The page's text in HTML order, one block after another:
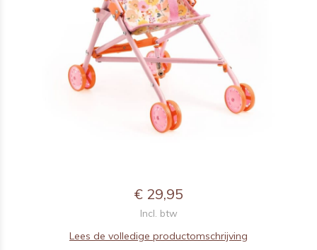
€ 29,95
Incl. btw
Lees de volledige productomschrijving